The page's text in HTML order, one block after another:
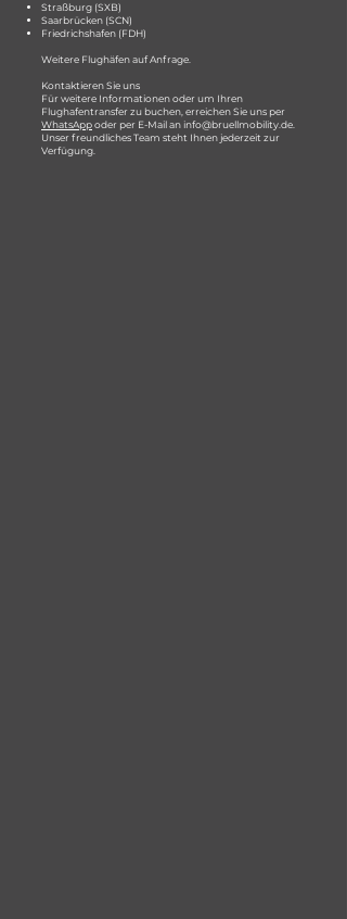
Straßburg (SXB)
Saarbrücken (SCN)
Friedrichshafen (FDH)
Weitere Flughäfen auf Anfrage.
Kontaktieren Sie uns
Für weitere Informationen oder um Ihren
Flughafentransfer zu buchen, erreichen Sie uns per
WhatsAppoder per E-Mail an info@bruellmobility.de
Unser freundliches Team steht Ihnen jederzeit zur
Verfügung.